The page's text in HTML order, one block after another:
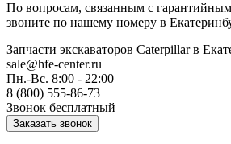
По вопросам, связанным с
звоните по нашему номеру в
Запчасти экскаваторов Caterpillarв
sale@hfe-center.ru
Пн.-Вс. 8:00 - 22:00
8 (800) 555-86-73
Звонок бесплатный